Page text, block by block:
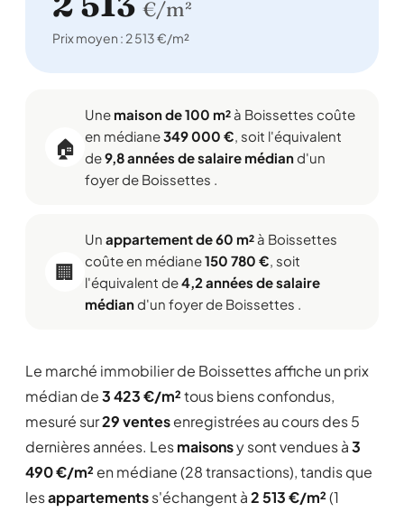
€/m²
Prix moyen : 2 513 €/m²
🏠
Une maison de 100 m² à Boissettes coûte
en médiane349 000 €, soit l'équivalent
de9,8 années de salaire médiand'un
foyer de Boissettes .
🏢
Un appartement de 60 m² à Boissettes
coûte en médiane150 780 €, soit
l'équivalent de4,2 années de salaire
médiand'un foyer de Boissettes .
Le marché immobilier de Boissettes affiche un prix
médian de3 423 €/m²tous biens confondus,
mesuré sur29 ventesenregistrées au cours des 5
dernières années. Lesmaisonsy sont vendues à3
490 €/m² en médiane (28 transactions), tandis que
lesappartementss'échangent à2 513 €/m²(1